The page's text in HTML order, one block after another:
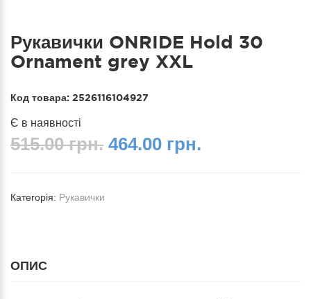
Рукавички ONRIDE Hold 30
Ornament grey XXL
Код товара: 2526116104927
Є в наявності
515.00 грн. 464.00 грн.
Категорія: Рукавички
ОПИС